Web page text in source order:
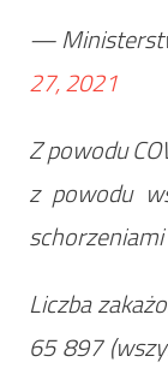
—
27, 2021
Z powodu
z powodu
Liczba
65 897